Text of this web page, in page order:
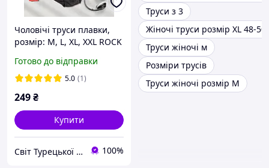
Чоловічі труси плавки,
розмір: M, L, XL, XXL ROCK
Готово до відправки
5.0 (1)
249₴
Купити
Світ Турецької Білизни 100%
Труси з 3
Жіночі труси розмір XL 48-50
Труси жіночі м
Розміри трусів
Труси жіночі розмір М